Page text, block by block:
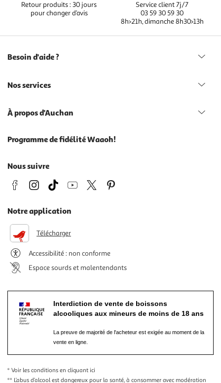
Retour produits : 30 jours
pour changer d’avis
Service client 7j/7
03 59 30 59 30
8h>21h, dimanche 8h30>13h
Besoin d'aide ?
Nos services
À propos d'Auchan
Programme de fidélité Waaoh!
Nous suivre
Notre application
Télécharger
Accessibilité : non conforme
Espace sourds et malentendants
Interdiction de vente de boissons
alcooliques aux mineurs de moins de 18 ans
La preuve de majorité de l'acheteur est exigée au moment de la
vente en ligne.
* Voir les conditions en cliquant ici
** L’abus d’alcool est dangereux pour la santé, à consommer avec modération